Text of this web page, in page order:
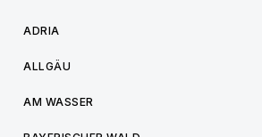
ADRIA
ALLGÄU
AM WASSER